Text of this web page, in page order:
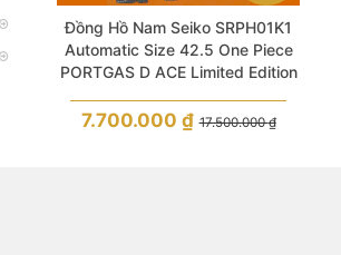
Đồng Hồ Nam Seiko SRPH01K1
Automatic Size 42.5 One Piece
PORTGAS D ACE Limited Edition
17.500.000₫
7.700.000 ₫